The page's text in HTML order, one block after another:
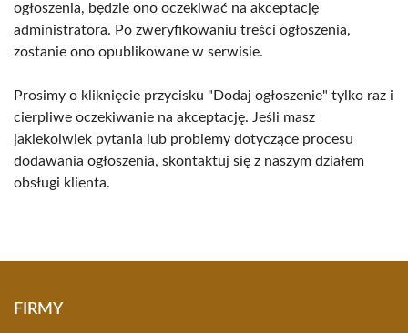
ogłoszenia, będzie ono oczekiwać na akceptację
administratora. Po zweryfikowaniu treści ogłoszenia,
zostanie ono opublikowane w serwisie.
Prosimy o kliknięcie przycisku "Dodaj ogłoszenie" tylko raz i
cierpliwe oczekiwanie na akceptację. Jeśli masz
jakiekolwiek pytania lub problemy dotyczące procesu
dodawania ogłoszenia, skontaktuj się z naszym działem
obsługi klienta.
FIRMY